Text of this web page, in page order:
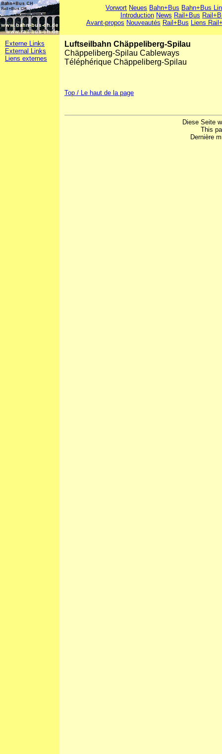
Vorwort Neues Bahn+Bus Bahn+Bus
Introduction News Rail+Bus
Avant-propos Nouveautés Rail+Bus Liens
Externe Links
External Links
Liens externes
Luftseilbahn Chäppeliberg-Spilau
Chäppeliberg-Spilau Cableways
Téléphérique Chäppeliberg-Spilau
Top / Le haut de la page
Diese Seite
This
Dernière